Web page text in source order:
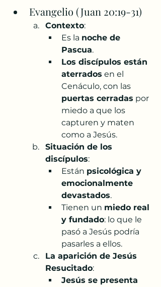
Evangelio (Juan 20:19-31)
Contexto:
Es la noche de
Pascua.
Los discípulos están
aterrados en el
Cenáculo, con las
puertas cerradas por
miedo a que los
capturen y maten
como a Jesús.
Situación de los
discípulos:
Están psicológica y
emocionalmente
devastados.
Tienen un miedo real
y fundado: lo que le
pasó a Jesús podría
pasarles a ellos.
La aparición de Jesús
Resucitado:
Jesús se presenta